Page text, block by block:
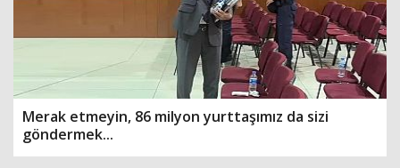
Merak etmeyin, 86 milyon yurttaşımız da sizi
göndermek...